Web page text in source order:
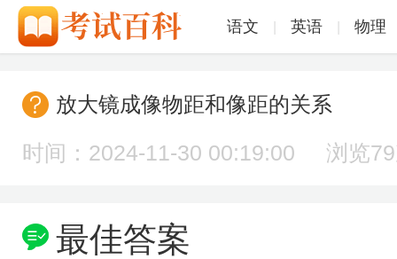
语文 英语 物理
放大镜成像物距和像距的关系
时间：2024-11-30 00:19:00 浏览
最佳答案